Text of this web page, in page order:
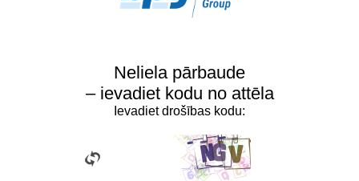
Neliela pārbaude
– ievadiet kodu no attēla
Ievadiet drošības kodu: